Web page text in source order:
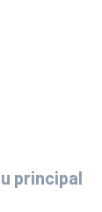
principal